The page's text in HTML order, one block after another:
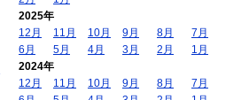
2025年
12月
11月 10月 9月 8月
7月
6月
5月 4月 3月 2月
1月
2024年
12月
11月 10月 9月 8月
7月